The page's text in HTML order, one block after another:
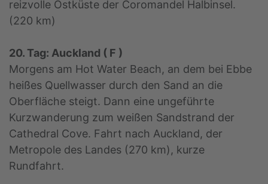
reizvolle Ostküste der Coromandel Halbinsel.
(220 km)
20. Tag: Auckland ( F )
Morgens am Hot Water Beach, an dem bei Ebbe
heißes Quellwasser durch den Sand an die
Oberfläche steigt. Dann eine ungeführte
Kurzwanderung zum weißen Sandstrand der
Cathedral Cove. Fahrt nach Auckland, der
Metropole des Landes (270 km), kurze
Rundfahrt.